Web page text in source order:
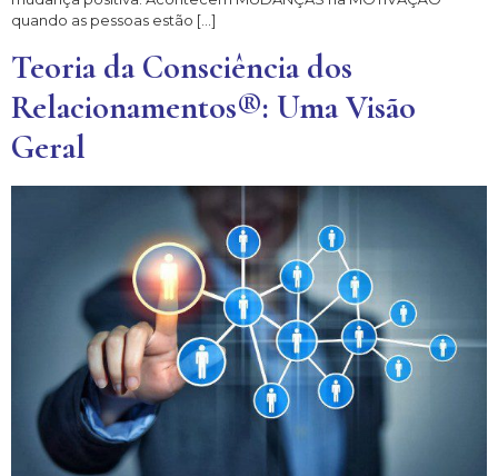
quando as pessoas estão […]
Teoria da Consciência dos
Relacionamentos®: Uma Visão
Geral